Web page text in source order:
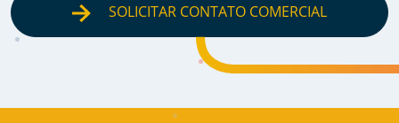
SOLICITAR CONTATO COMERCIAL